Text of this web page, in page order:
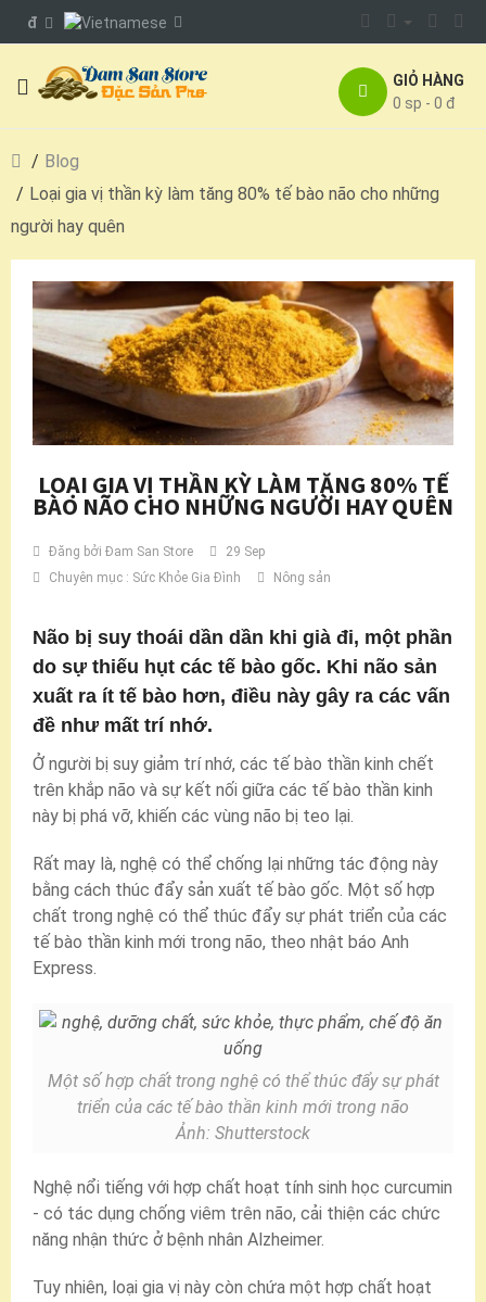
đ
GIỎ HÀNG
0 sp - 0 đ
Blog
Loại gia vị thần kỳ làm tăng 80% tế bào não cho những
người hay quên
LOẠI GIA VỊ THẦN KỲ LÀM TĂNG 80% TẾ
BÀO NÃO CHO NHỮNG NGƯỜI HAY QUÊN
Đăng bởi Đam San Store
29 Sep
Chuyên mục : Sức Khỏe Gia Đình Nông sản
Não bị suy thoái dần dần khi già đi, một phần
do sự thiếu hụt các tế bào gốc. Khi não sản
xuất ra ít tế bào hơn, điều này gây ra các vấn
đề như mất trí nhớ.
Ở người bị suy giảm trí nhớ, các tế bào thần kinh chết
trên khắp não và sự kết nối giữa các tế bào thần kinh
này bị phá vỡ, khiến các vùng não bị teo lại.
Rất may là, nghệ có thể chống lại những tác động này
bằng cách thúc đẩy sản xuất tế bào gốc. Một số hợp
chất trong nghệ có thể thúc đẩy sự phát triển của các
tế bào thần kinh mới trong não, theo nhật báo Anh
Express.
Một số hợp chất trong nghệ có thể thúc đẩy sự phát
triển của các tế bào thần kinh mới trong não
Ảnh: Shutterstock
Nghệ nổi tiếng với hợp chất hoạt tính sinh học curcumin
- có tác dụng chống viêm trên não, cải thiện các chức
năng nhận thức ở bệnh nhân Alzheimer.
Tuy nhiên, loại gia vị này còn chứa một hợp chất hoạt